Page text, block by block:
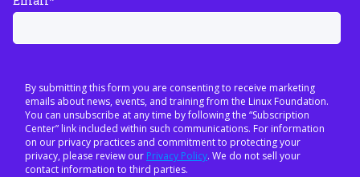
By submitting this form you are consenting to receive marketing
emails about news, events, and training from the Linux Foundation.
You can unsubscribe at any time by following the “Subscription
Center” link included within such communications. For information
on our privacy practices and commitment to protecting your
privacy, please review our Privacy Policy. We do not sell your
contact information to third parties.